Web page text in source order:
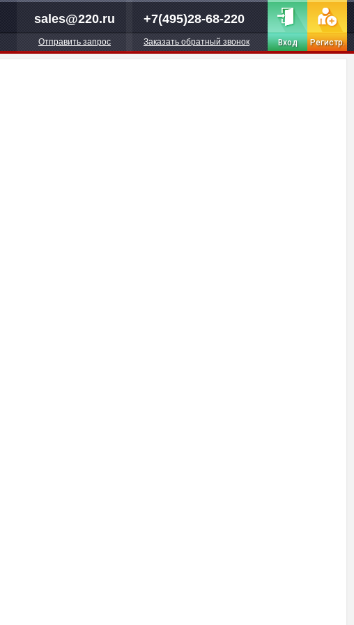
sales@220.ru
Отправить запрос
+7(495)28-68-220
Заказать обратный звонок Вход Регистр.